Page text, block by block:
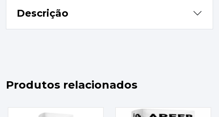
Descrição
Produtos relacionados